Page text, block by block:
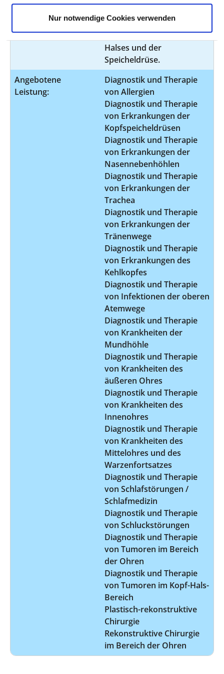
Nur notwendige Cookies verwenden
Ohres, der Nase, der
oberen Luftwege, des
Halses und der
Speicheldrüse.
Angebotene
Leistung:
Diagnostik und Therapie
von Allergien
Diagnostik und Therapie
von Erkrankungen der
Kopfspeicheldrüsen
Diagnostik und Therapie
von Erkrankungen der
Nasennebenhöhlen
Diagnostik und Therapie
von Erkrankungen der
Trachea
Diagnostik und Therapie
von Erkrankungen der
Tränenwege
Diagnostik und Therapie
von Erkrankungen des
Kehlkopfes
Diagnostik und Therapie
von Infektionen der oberen
Atemwege
Diagnostik und Therapie
von Krankheiten der
Mundhöhle
Diagnostik und Therapie
von Krankheiten des
äußeren Ohres
Diagnostik und Therapie
von Krankheiten des
Innenohres
Diagnostik und Therapie
von Krankheiten des
Mittelohres und des
Warzenfortsatzes
Diagnostik und Therapie
von Schlafstörungen /
Schlafmedizin
Diagnostik und Therapie
von Schluckstörungen
Diagnostik und Therapie
von Tumoren im Bereich
der Ohren
Diagnostik und Therapie
von Tumoren im Kopf-Hals-
Bereich
Plastisch-rekonstruktive
Chirurgie
Rekonstruktive Chirurgie
im Bereich der Ohren